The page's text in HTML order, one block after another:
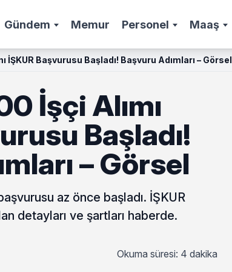
Gündem Memur Personel Maaş
İŞKUR Başvurusu Başladı! Başvuru Adımları – Görsel
İşçi Alımı
Başladı!
– Görsel
az önce başladı. İŞKUR
detayları ve şartları haberde.
Okuma süresi: 4 dakika